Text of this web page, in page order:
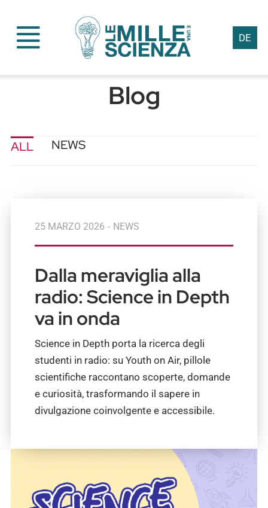
content
DE
Blog
ALL NEWS
25 MARZO 2026 - NEWS
Dalla meraviglia alla
radio: Science in Depth
va in onda
Science in Depth porta la ricerca degli
studenti in radio: su Youth on Air, pillole
scientifiche raccontano scoperte, domande
e curiosità, trasformando il sapere in
divulgazione coinvolgente e accessibile.